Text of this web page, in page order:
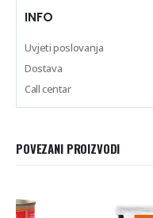
INFO
Uvjeti poslovanja
Dostava
Call centar
POVEZANI PROIZVODI